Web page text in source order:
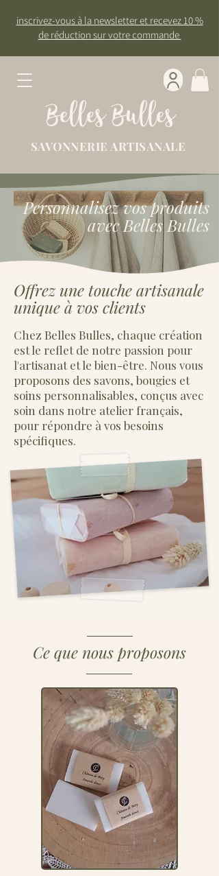
Belles Bulles
SAVONNERIE ARTISANALE
inscrivez-vous à la newsletter et recevez 10 %
de réduction sur votre commande
Personnalisez vos produits
avec Belles Bulles
Offrez une touche artisanale
unique à vos clients
Chez Belles Bulles, chaque création
est le reflet de notre passion pour
l'artisanat et le bien-être. Nous vous
proposons des savons, bougies et
soins personnalisables, conçus avec
soin dans notre atelier français,
pour répondre à vos besoins
spécifiques.
Ce que nous proposons